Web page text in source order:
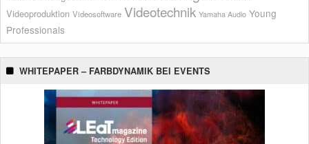
Videoproduktion Videosoftware Videotechnik Yamaha Audio Young
Professionals
WHITEPAPER – FARBDYNAMIK BEI EVENTS